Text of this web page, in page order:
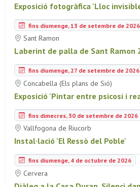
Exposició fotogràfica 'Lloc
fins diumenge, 13 de setembre de 2026
Sant Ramon
Laberint de palla de Sant Ramon
fins diumenge, 27 de setembre de 2026
Concabella (Els plans de Sió)
Exposició 'Pintar entre psicosi i
fins dimecres, 30 de setembre de 2026
Vallfogona de Riucorb
Instal·lació 'El Ressò del Poble'
fins diumenge, 4 de octubre de 2026
Cervera